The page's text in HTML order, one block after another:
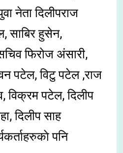
नेता दिलीपराज
साबिर हुसेन,
फिरोज अंसारी,
पटेल, विटु पटेल ,राज
विक्रम पटेल, दिलीप
दिलीप साह
पनि